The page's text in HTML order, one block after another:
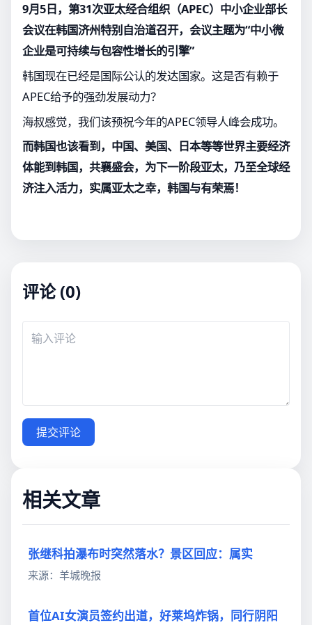
9月5日，第31次亚太经合组织（APEC）中小企业部长
会议在韩国济州特别自治道召开，会议主题为“中小微
企业是可持续与包容性增长的引擎”
韩国现在已经是国际公认的发达国家。这是否有赖于
APEC给予的强劲发展动力？
海叔感觉，我们该预祝今年的APEC领导人峰会成功。
而韩国也该看到，中国、美国、日本等等世界主要经济
体能到韩国，共襄盛会，为下一阶段亚太，乃至全球经
济注入活力，实属亚太之幸，韩国与有荣焉！
评论 (0)
提交评论
相关文章
张继科拍瀑布时突然落水？景区回应：属实
来源：羊城晚报
首位AI女演员签约出道，好莱坞炸锅，同行阴阳